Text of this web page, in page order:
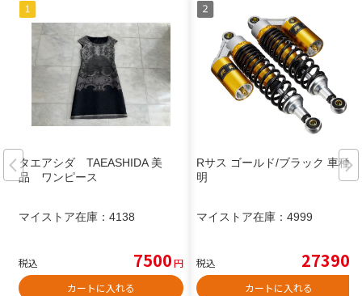
タエアシダ TAEASHIDA 美
品 ワンピース
マイストア在庫： 4138
税込 7500円
カートに入れる
Rサス ゴールド/ブラック 車種不
明
マイストア在庫： 4999
税込 27390
カートに入れる